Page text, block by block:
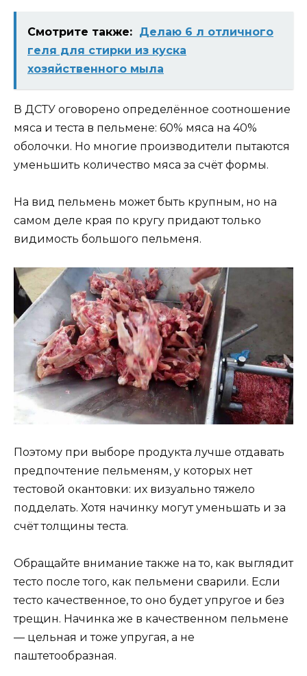
Смотрите также: Делаю 6 л отличного
геля для стирки из куска
хозяйственного мыла
В ДСТУ оговорено определённое соотношение
мяса и теста в пельмене: 60% мяса на 40%
оболочки. Но многие производители пытаются
уменьшить количество мяса за счёт формы.
На вид пельмень может быть крупным, но на
самом деле края по кругу придают только
видимость большого пельменя.
Поэтому при выборе продукта лучше отдавать
предпочтение пельменям, у которых нет
тестовой окантовки: их визуально тяжело
подделать. Хотя начинку могут уменьшать и за
счёт толщины теста.
Обращайте внимание также на то, как выглядит
тесто после того, как пельмени сварили. Если
тесто качественное, то оно будет упругое и без
трещин. Начинка же в качественном пельмене
— цельная и тоже упругая, а не
паштетообразная.